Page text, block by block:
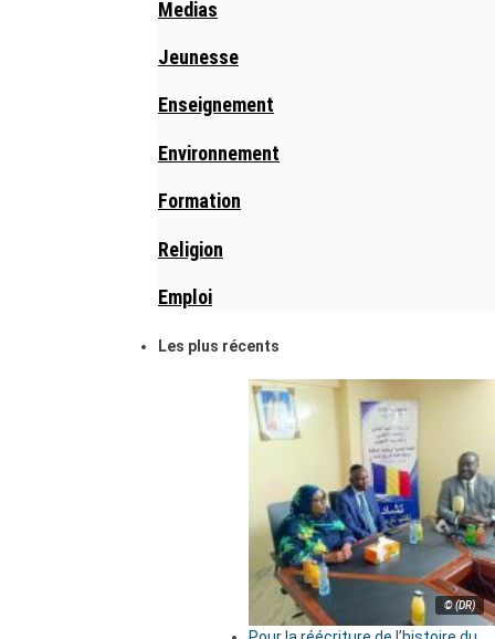
Medias
Jeunesse
Enseignement
Environnement
Formation
Religion
Emploi
Les plus récents
© (DR)